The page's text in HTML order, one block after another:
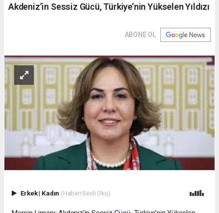
Akdeniz’in Sessiz Gücü, Türkiye’nin Yükselen Yıldızı
ABONE OL
Erkek| Kadın (Haberi Sesli Oku)